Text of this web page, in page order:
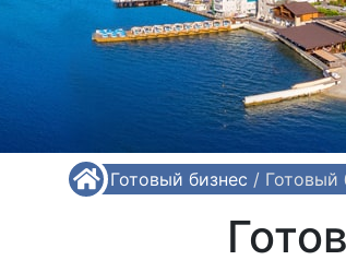
/ Готовый бизнес / Готовый